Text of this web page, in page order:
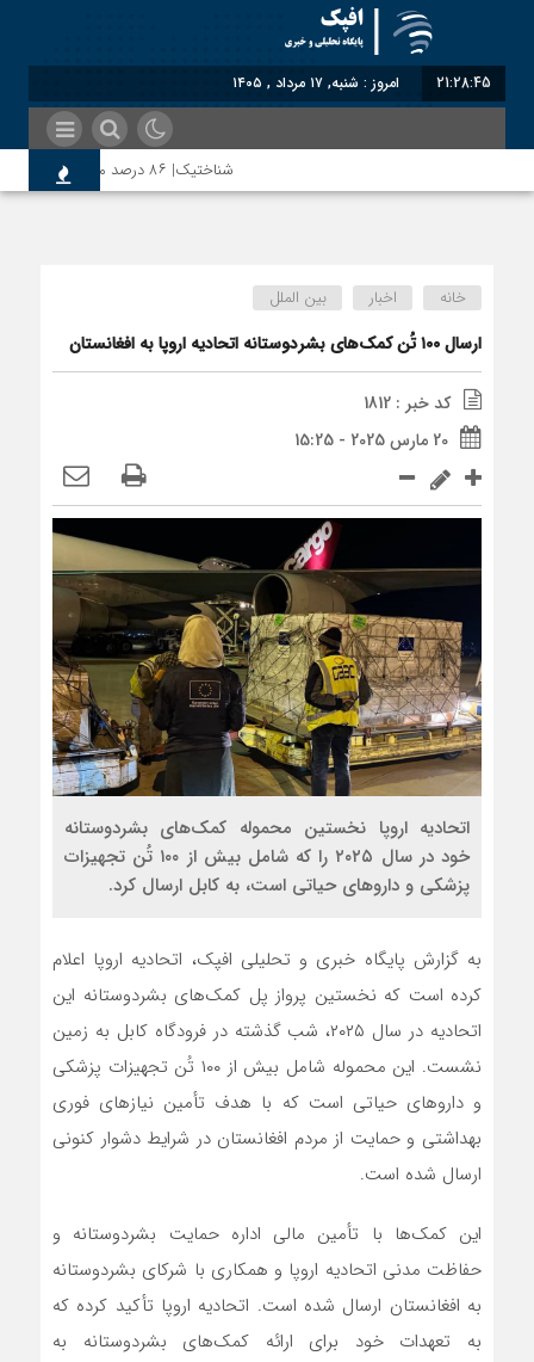
21:28:46 امروز : شنبه, ۱۷ مرداد , ۱۴۰۵
شناختیک| ۸۶ درصد مهاجران حامی ایران در جنگ؛ ۷۵ درصد مهاجران دولت چهاردهم را خیرخواه خود نمی‌دانند
رضا صادقی: بدرقه میهمان با توهین، از
خانه اخبار بین الملل
ارسال ۱۰۰ تُن کمک‌های بشردوستانه اتحادیه اروپا به افغانستان
کد خبر : 1812
20 مارس 2025 - 15:25
اتحادیه اروپا نخستین محموله کمک‌های بشردوستانه
خود در سال ۲۰۲۵ را که شامل بیش از ۱۰۰ تُن تجهیزات
پزشکی و داروهای حیاتی است، به کابل ارسال کرد.
به گزارش پایگاه خبری و تحلیلی افپک، اتحادیه اروپا اعلام
کرده است که نخستین پرواز پل کمک‌های بشردوستانه این
اتحادیه در سال ۲۰۲۵، شب گذشته در فرودگاه کابل به زمین
نشست. این محموله شامل بیش از ۱۰۰ تُن تجهیزات پزشکی
و داروهای حیاتی است که با هدف تأمین نیازهای فوری
بهداشتی و حمایت از مردم افغانستان در شرایط دشوار کنونی
ارسال شده است.
این کمک‌ها با تأمین مالی اداره حمایت بشردوستانه و
حفاظت مدنی اتحادیه اروپا و همکاری با شرکای بشردوستانه
به افغانستان ارسال شده است. اتحادیه اروپا تأکید کرده که
به تعهدات خود برای ارائه کمک‌های بشردوستانه به